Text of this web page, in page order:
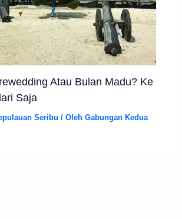
Atau Bulan Madu? Ke
Saja
Seribu / OlehGabungan Kedua